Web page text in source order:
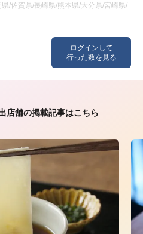
ログインして
行った数を見る
/佐賀県/長崎県/熊本県/大分県/宮崎県/
店舗の掲載記事はこちら